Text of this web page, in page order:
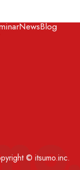
NewsBlog
© itsumo.inc.